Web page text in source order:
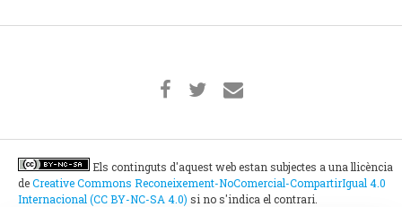
Els continguts d'aquest web estan subjectes a una llicència
deCreative Commons Reconeixement-NoComercial-CompartirIgual 4.0
Internacional (CC BY-NC-SA 4.0) si no s'indica el contrari.